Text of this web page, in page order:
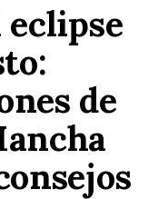
eclipse
de